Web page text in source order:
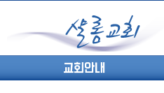
교회안내